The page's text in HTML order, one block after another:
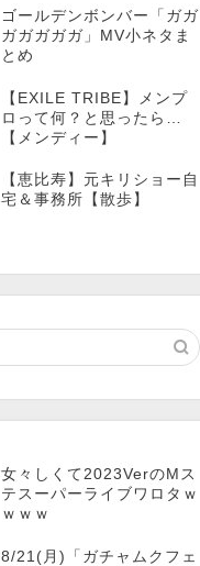
ゴールデンボンバー「ガガ
ガガガガガ」MV小ネタま
とめ
【EXILE TRIBE】メンプ
ロって何？と思ったら…
【メンディー】
【恵比寿】元キリショー自
宅＆事務所【散歩】
女々しくて2023VerのMス
テスーパーライブワロタｗ
ｗｗｗ
8/21(月)「ガチャムクフェ